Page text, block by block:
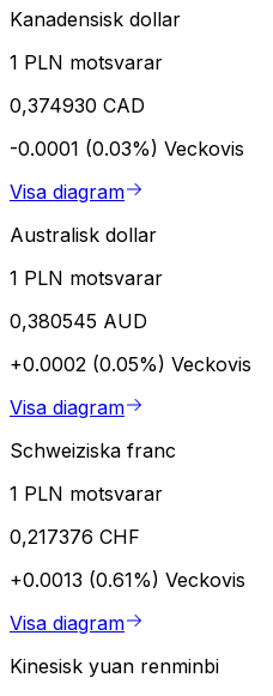
Kanadensisk dollar
1 PLN motsvarar
0,374930 CAD
-0.0001 (0.03%) Veckovis
Visa diagram
Australisk dollar
1 PLN motsvarar
0,380545 AUD
+0.0002 (0.05%) Veckovis
Visa diagram
Schweiziska franc
1 PLN motsvarar
0,217376 CHF
+0.0013 (0.61%) Veckovis
Visa diagram
Kinesisk yuan renminbi